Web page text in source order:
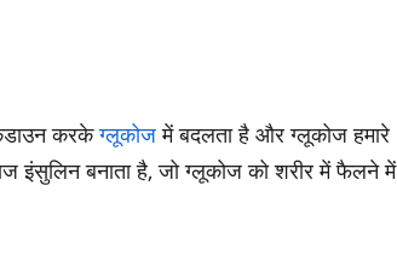
करकेग्लूकोजमें बदलता है और ग्लूकोज हमारे
इंसुलिन बनाता है, जो ग्लूकोज को शरीर में फैलने में